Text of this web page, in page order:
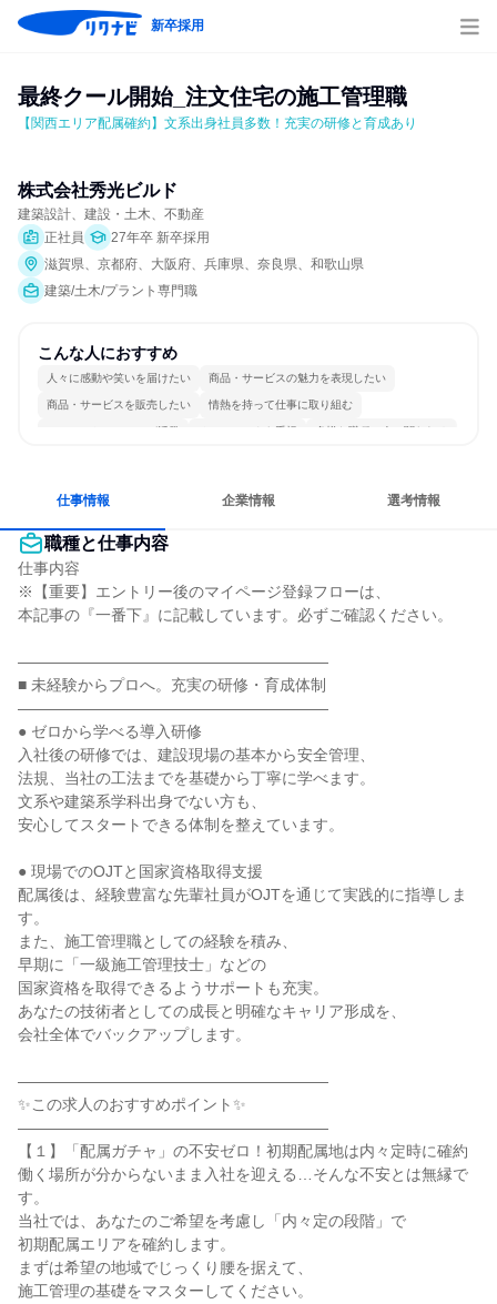
新卒採用
最終クール開始_注文住宅の施工管理職
【関西エリア配属確約】文系出身社員多数！充実の研修と育成あり
株式会社秀光ビルド
建築設計、建設・土木、不動産
正社員
27年卒 新卒採用
滋賀県、京都府、大阪府、兵庫県、奈良県、和歌山県
建築/土木/プラント専門職
こんな人におすすめ
人々に感動や笑いを届けたい 商品・サービスの魅力を表現したい
商品・サービスを販売したい 情熱を持って仕事に取り組む
コミュニケーションが活発 チームワークを重視 多様な職種の人と関われる
仕事情報 企業情報 選考情報
職種と仕事内容
仕事内容
※【重要】エントリー後のマイページ登録フローは、
本記事の『一番下』に記載しています。必ずご確認ください。
――――――――――――――――――――
■ 未経験からプロへ。充実の研修・育成体制
――――――――――――――――――――
● ゼロから学べる導入研修
入社後の研修では、建設現場の基本から安全管理、
法規、当社の工法までを基礎から丁寧に学べます。
文系や建築系学科出身でない方も、
安心してスタートできる体制を整えています。
● 現場でのOJTと国家資格取得支援
配属後は、経験豊富な先輩社員がOJTを通じて実践的に指導しま
す。
また、施工管理職としての経験を積み、
早期に「一級施工管理技士」などの
国家資格を取得できるようサポートも充実。
あなたの技術者としての成長と明確なキャリア形成を、
会社全体でバックアップします。
――――――――――――――――――――
✨この求人のおすすめポイント✨
――――――――――――――――――――
【１】「配属ガチャ」の不安ゼロ！初期配属地は内々定時に確約
働く場所が分からないまま入社を迎える…そんな不安とは無縁で
す。
当社では、あなたのご希望を考慮し「内々定の段階」で
初期配属エリアを確約します。
まずは希望の地域でじっくり腰を据えて、
施工管理の基礎をマスターしてください。